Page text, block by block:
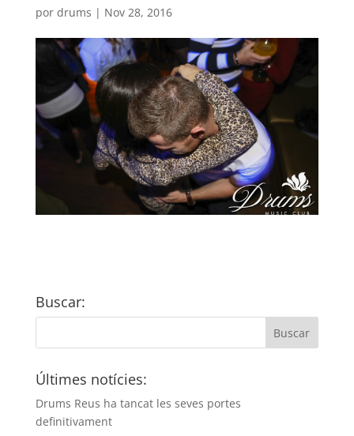
por drums | Nov 28, 2016
Buscar:
Últimes notícies:
Drums Reus ha tancat les seves portes
definitivament